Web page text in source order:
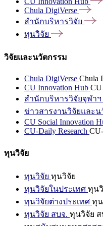
Chula DigiVerse
สำนักบริหารวิจัย
ทุนวิจัย
วิจัยและนวัตกรรม
Chula DigiVerse Chula
CU Innovation Hub CU
สำนักบริหารวิจัยจุฬาฯ
ข่าวสารงานวิจัยและน
CU Social Innovation
CU-Daily Research
ทุนวิจัย
ทุนวิจัย ทุนวิจัย
ทุนวิจัยในประเทศ ทุน
ทุนวิจัยต่างประเทศ ทุน
ทุนวิจัย สบจ. ทุนวิจัย ส